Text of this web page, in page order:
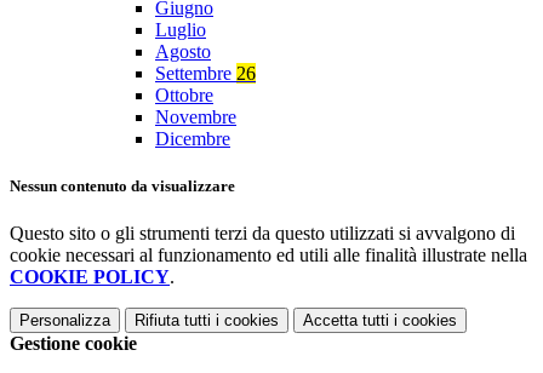
Giugno
Luglio
Agosto
Settembre 26
Ottobre
Novembre
Dicembre
Nessun contenuto da visualizzare
Questo sito o gli strumenti terzi da questo utilizzati si avvalgono di
cookie necessari al funzionamento ed utili alle finalità illustrate nella
COOKIE POLICY.
Personalizza Rifiuta tutti i cookies Accetta tutti i cookies
Gestione cookie